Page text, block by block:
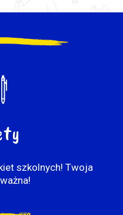
szkolnych! Twoja